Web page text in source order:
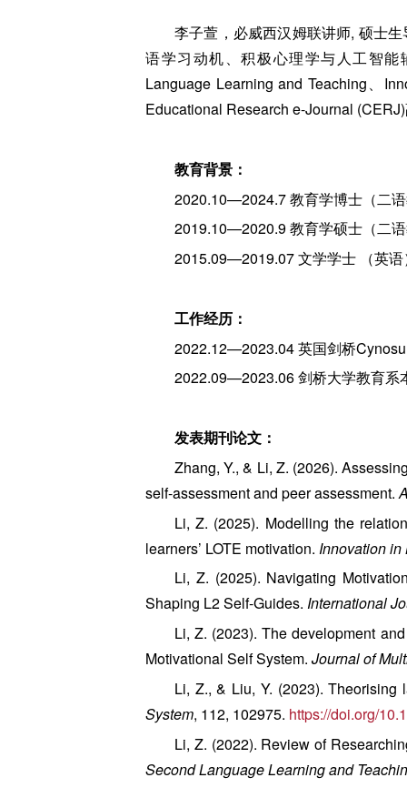
李子萱，必威西汉姆联讲师, 硕士
语学习动机、积极心理学与人工智能
Language Learning and Teaching、
Educational Research e-Journal
教育背景：
2020.10—2024.7 教育学博士（二
2019.10—2020.9 教育学硕士（二
2015.09—2019.07 文学学士 （英
工作经历：
2022.12—2023.04 英国剑桥
2022.09—2023.06 剑桥大学教育系
发表期刊论文：
Zhang, Y., & Li, Z. (2026).
self-assessment and peer assessment.
Li, Z. (2025). Modelling the
learners’ LOTE motivation. Innovation
Li, Z. (2025). Navigating
Shaping L2 Self‐Guides. International
Li, Z. (2023). The development
Motivational Self System. Journal of
Li, Z., & Liu, Y. (2023).
System, 112, 102975. https://doi.org/
Li, Z. (2022). Review of
Second Language Learning and